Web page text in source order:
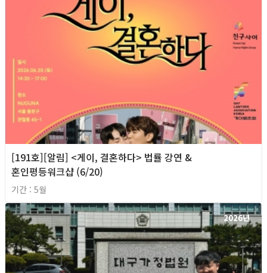
[191호][알림] <게이, 결혼하다> 법률 강연 &
혼인평등워크샵 (6/20)
기간 : 5월
2026년